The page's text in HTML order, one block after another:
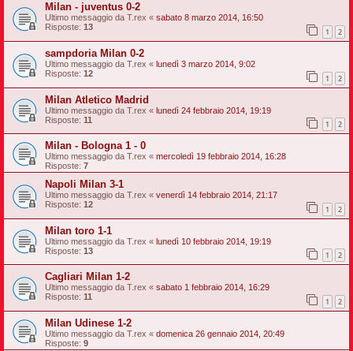
Milan - juventus 0-2
Ultimo messaggio da T.rex « sabato 8 marzo 2014, 16:50
Risposte: 13 1 2
sampdoria Milan 0-2
Ultimo messaggio da T.rex « lunedì 3 marzo 2014, 9:02
Risposte: 12 1 2
Milan Atletico Madrid
Ultimo messaggio da T.rex « lunedì 24 febbraio 2014, 19:19
Risposte: 11 1 2
Milan - Bologna 1 - 0
Ultimo messaggio da T.rex « mercoledì 19 febbraio 2014, 16:28
Risposte: 7
Napoli Milan 3-1
Ultimo messaggio da T.rex « venerdì 14 febbraio 2014, 21:17
Risposte: 12 1 2
Milan toro 1-1
Ultimo messaggio da T.rex « lunedì 10 febbraio 2014, 19:19
Risposte: 13 1 2
Cagliari Milan 1-2
Ultimo messaggio da T.rex « sabato 1 febbraio 2014, 16:29
Risposte: 11 1 2
Milan Udinese 1-2
Ultimo messaggio da T.rex « domenica 26 gennaio 2014, 20:49
Risposte: 9